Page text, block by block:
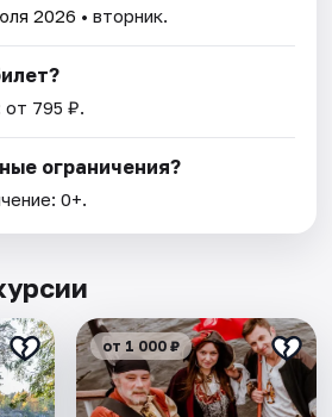
2026 • вторник.
от 795 ₽.
ограничения?
0+.
от 1 000 ₽